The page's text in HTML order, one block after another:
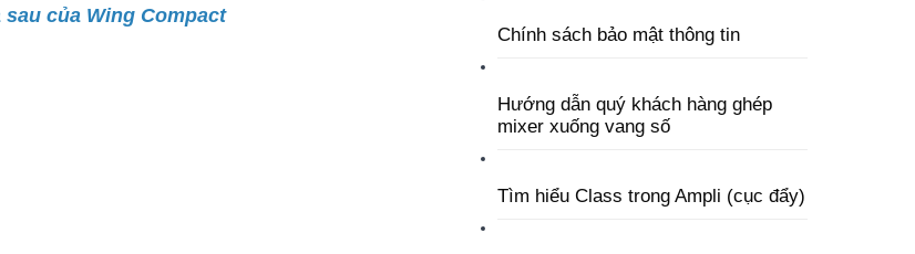
của Wing Compact
Chính sách bảo mật thông tin
Hướng dẫn quý khách hàng ghép
mixer xuống vang số
Tìm hiểu Class trong Ampli (cục đẩy)